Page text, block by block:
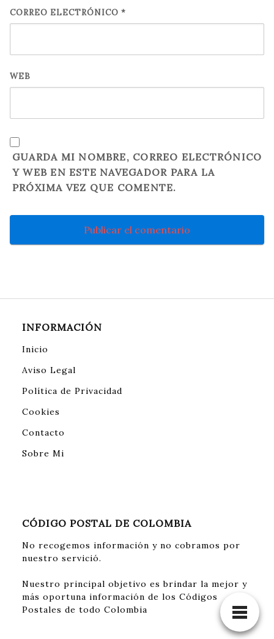
CORREO ELECTRÓNICO *
WEB
GUARDA MI NOMBRE, CORREO ELECTRÓNICO
Y WEB EN ESTE NAVEGADOR PARA LA
PRÓXIMA VEZ QUE COMENTE.
INFORMACIÓN
Inicio
Aviso Legal
Política de Privacidad
Cookies
Contacto
Sobre Mi
CÓDIGO POSTAL DE COLOMBIA
No recogemos información y no cobramos por
nuestro servició.
Nuestro principal objetivo es brindar la mejor y
más oportuna información de los Códigos
Postales de todo Colombia